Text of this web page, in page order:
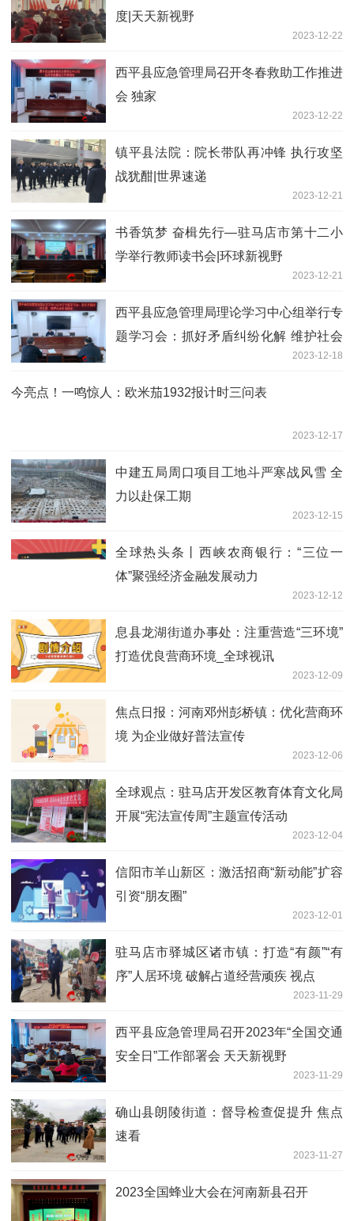
度|天天新视野
2023-12-22
​西平县应急管理局召开冬春救助工作推进
会 独家
2023-12-22
镇平县法院：院长带队再冲锋 执行攻坚
战犹酣|世界速递
2023-12-21
书香筑梦 奋楫先行—驻马店市第十二小
学举行教师读书会|环球新视野
2023-12-21
​西平县应急管理局理论学习中心组举行专
题学习会：抓好矛盾纠纷化解 维护社会
2023-12-18
今亮点！一鸣惊人：欧米茄1932报计时三问表
2023-12-17
中建五局周口项目工地斗严寒战风雪 全
力以赴保工期
2023-12-15
全球热头条丨西峡农商银行：“三位一
体”聚强经济金融发展动力
2023-12-12
​息县龙湖街道办事处：注重营造“三环境”
打造优良营商环境_全球视讯
2023-12-09
焦点日报：河南邓州彭桥镇：优化营商环
境 为企业做好普法宣传
2023-12-06
全球观点：驻马店开发区教育体育文化局
开展“宪法宣传周”主题宣传活动
2023-12-04
​信阳市羊山新区：激活招商“新动能”扩容
引资“朋友圈”
2023-12-01
驻马店市驿城区诸市镇：打造“有颜”“有
序”人居环境 破解占道经营顽疾 视点
2023-11-29
​西平县应急管理局召开2023年“全国交通
安全日”工作部署会 天天新视野
2023-11-29
确山县朗陵街道：督导检查促提升 焦点
速看
2023-11-27
​2023全国蜂业大会在河南新县召开